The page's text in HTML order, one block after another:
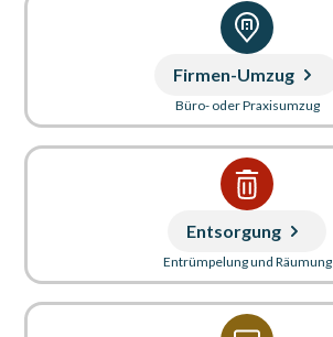
Firmen-Umzug
Büro- oder Praxisumzug
Entsorgung
Entrümpelung und Räumung